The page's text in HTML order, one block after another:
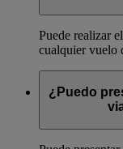
Puede realizar
cualquier vuelo
¿Puedo